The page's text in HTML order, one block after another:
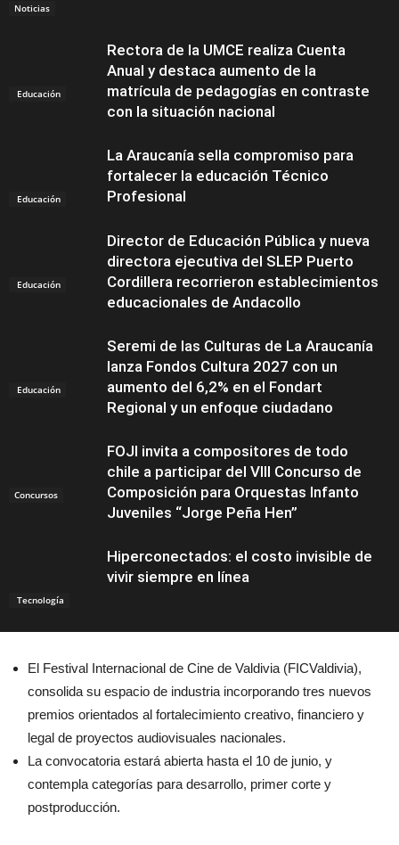
Noticias
Educación
Rectora de la UMCE realiza Cuenta
Anual y destaca aumento de la
matrícula de pedagogías en contraste
con la situación nacional
Educación
La Araucanía sella compromiso para
fortalecer la educación Técnico
Profesional
Educación
Director de Educación Pública y nueva
directora ejecutiva del SLEP Puerto
Cordillera recorrieron establecimientos
educacionales de Andacollo
Educación
Seremi de las Culturas de La Araucanía
lanza Fondos Cultura 2027 con un
aumento del 6,2% en el Fondart
Regional y un enfoque ciudadano
Concursos
FOJI invita a compositores de todo
chile a participar del VIII Concurso de
Composición para Orquestas Infanto
Juveniles “Jorge Peña Hen”
Tecnología
Hiperconectados: el costo invisible de
vivir siempre en línea
El Festival Internacional de Cine de Valdivia (FICValdivia),
consolida su espacio de industria incorporando tres nuevos
premios orientados al fortalecimiento creativo, financiero y
legal de proyectos audiovisuales nacionales.
La convocatoria estará abierta hasta el 10 de junio, y
contempla categorías para desarrollo, primer corte y
postproducción.